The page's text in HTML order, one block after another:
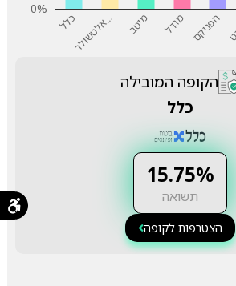
כללא
ל
ט
ש
ו
ל
ר
… מיטב מגדל הפניקס
0%
הקופה המובילה
כלל
15.75%
תשואה
הצטרפות לקופה